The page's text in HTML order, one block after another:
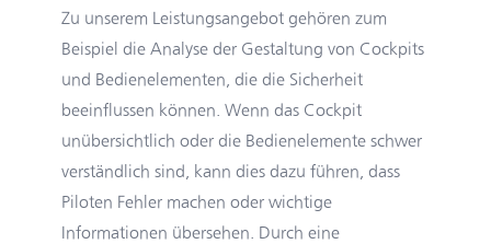
Zu unserem Leistungsangebot gehören zum
Beispiel die Analyse der Gestaltung von Cockpits
und Bedienelementen, die die Sicherheit
beeinflussen können. Wenn das Cockpit
unübersichtlich oder die Bedienelemente schwer
verständlich sind, kann dies dazu führen, dass
Piloten Fehler machen oder wichtige
Informationen übersehen. Durch eine